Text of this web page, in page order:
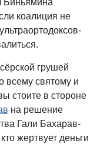
Биньямина
коалиция не
грушей
всему святому и
стоите в стороне
на решение
Гали Бахарав-
жертвует деньги